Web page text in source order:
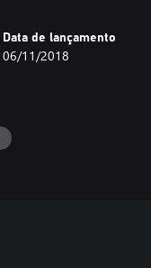
Data de lançamento
06/11/2018